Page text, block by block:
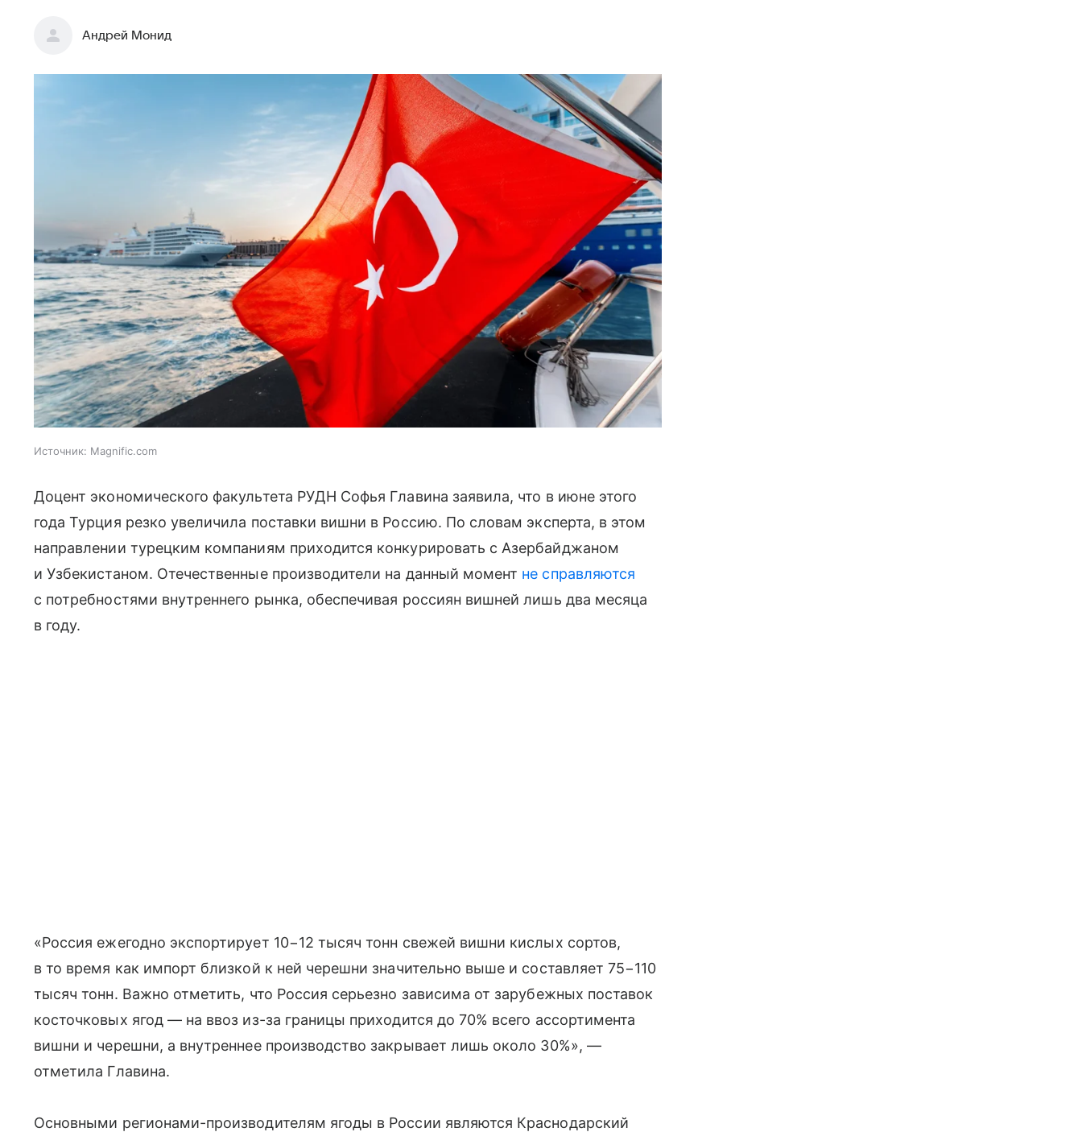
Андрей Монид
Источник: Magnific.com
Доцент экономического факультета РУДН Софья Главина заявила, что в июне этого
года Турция резко увеличила поставки вишни в Россию. По словам эксперта, в этом
направлении турецким компаниям приходится конкурировать с Азербайджаном
и Узбекистаном. Отечественные производители на данный момент не справляются
с потребностями внутреннего рынка, обеспечивая россиян вишней лишь два месяца
в году.
«Россия ежегодно экспортирует 10−12 тысяч тонн свежей вишни кислых сортов,
в то время как импорт близкой к ней черешни значительно выше и составляет 75−110
тысяч тонн. Важно отметить, что Россия серьезно зависима от зарубежных поставок
косточковых ягод — на ввоз из-за границы приходится до 70% всего ассортимента
вишни и черешни, а внутреннее производство закрывает лишь около 30%», —
отметила Главина.
Основными регионами-производителям ягоды в России являются Краснодарский